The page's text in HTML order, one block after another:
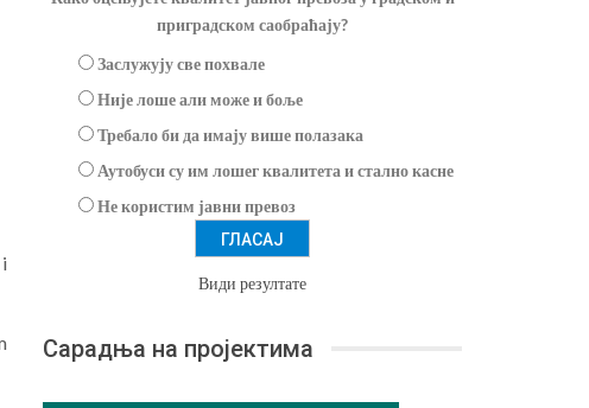
i
приградском саобраћају?
Заслужују све похвале
Није лоше али може и боље
Требало би да имају више полазака
Аутобуси су им лошег квалитета и стално касне
Не користим јавни превоз
Види резултате
Сарадња на пројектима